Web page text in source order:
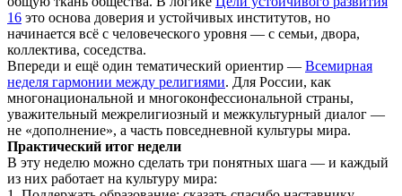
16 это основа доверия и устойчивых институтов, но
начинается всё с человеческого уровня — с семьи, двора,
коллектива, соседства.
Впереди и ещё один тематический ориентир — Всемирная
неделя гармонии между религиями. Для России, как
многонациональной и многоконфессиональной страны,
уважительный межрелигиозный и межкультурный диалог —
не «дополнение», а часть повседневной культуры мира.
Практический итог недели
В эту неделю можно сделать три понятных шага — и каждый
из них работает на культуру мира: